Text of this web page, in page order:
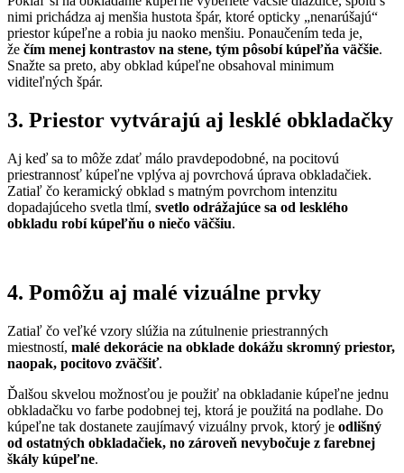
nimi prichádza aj menšia hustota špár, ktoré opticky „nenarúšajú“
priestor kúpeľne a robia ju naoko menšiu. Ponaučením teda je,
že čím menej kontrastov na stene, tým pôsobí kúpeľňa väčšie.
Snažte sa preto, aby obklad kúpeľne obsahoval minimum
viditeľných špár.
3. Priestor vytvárajú aj lesklé obkladačky
Aj keď sa to môže zdať málo pravdepodobné, na pocitovú
priestrannosť kúpeľne vplýva aj povrchová úprava obkladačiek.
Zatiaľ čo keramický obklad s matným povrchom intenzitu
dopadajúceho svetla tlmí, svetlo odrážajúce sa od lesklého
obkladu robí kúpeľňu o niečo väčšiu.
4. Pomôžu aj malé vizuálne prvky
Zatiaľ čo veľké vzory slúžia na zútulnenie priestranných
miestností, malé dekorácie na obklade dokážu skromný priestor,
naopak, pocitovo zväčšiť.
Ďalšou skvelou možnosťou je použiť na obkladanie kúpeľne jednu
obkladačku vo farbe podobnej tej, ktorá je použitá na podlahe. Do
kúpeľne tak dostanete zaujímavý vizuálny prvok, ktorý je odlišný
od ostatných obkladačiek, no zároveň nevybočuje z farebnej
škály kúpeľne.